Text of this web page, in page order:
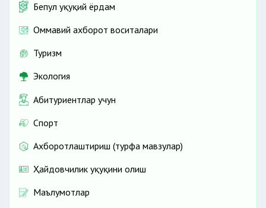
Бепул ҳуқуқий ёрдам
Оммавий ахборот воситалари
Туризм
Экология
Абитуриентлар учун
Спорт
Ахборотлаштириш (турфа мавзулар)
Ҳайдовчилик ҳуқуқини олиш
Маълумотлар